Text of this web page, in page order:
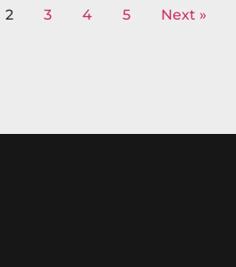
2 3 4 5 Next »